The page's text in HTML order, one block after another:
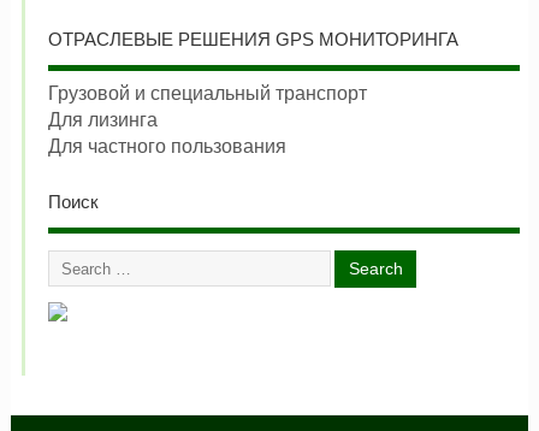
ОТРАСЛЕВЫЕ РЕШЕНИЯ GPS МОНИТОРИНГА
Грузовой и специальный транспорт
Для лизинга
Для частного пользования
Поиск